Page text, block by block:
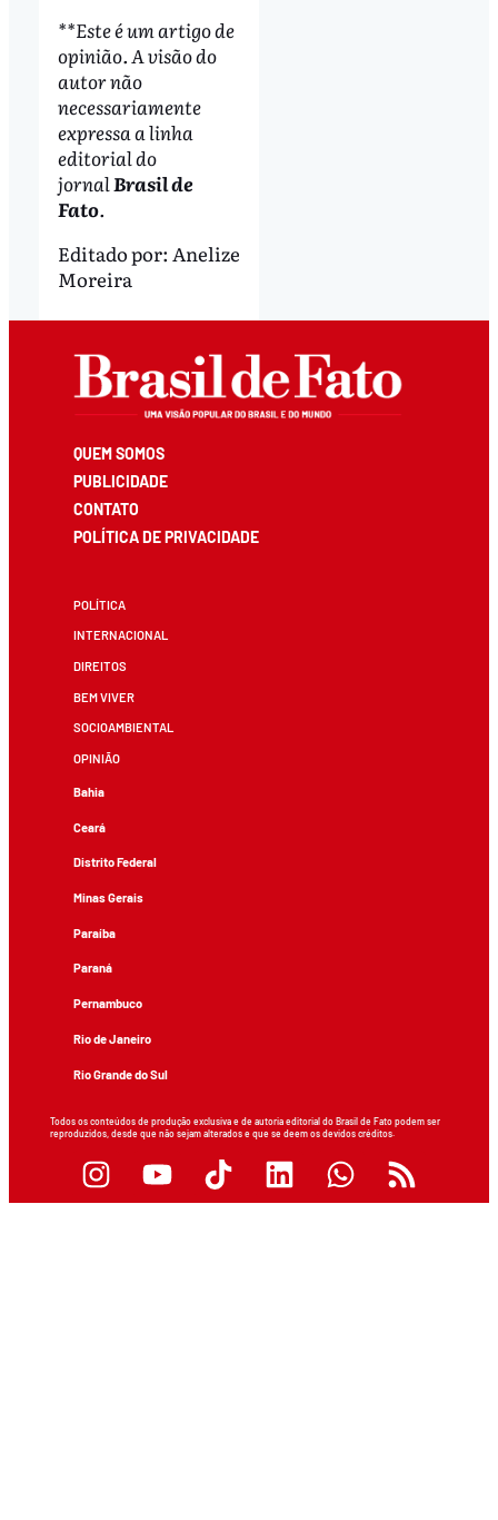
**Este é um artigo de
opinião. A visão do
autor não
necessariamente
expressa a linha
editorial do
jornalBrasil de
Fato.
Editado por: Anelize
Moreira
QUEM SOMOS
PUBLICIDADE
CONTATO
POLÍTICA DE PRIVACIDADE
POLÍTICA
INTERNACIONAL
DIREITOS
BEM VIVER
SOCIOAMBIENTAL
OPINIÃO
Bahia
Ceará
Distrito Federal
Minas Gerais
Paraíba
Paraná
Pernambuco
Rio de Janeiro
Rio Grande do Sul
Todos os conteúdos de produção exclusiva e de autoria editorial do Brasil de Fato podem ser
reproduzidos, desde que não sejam alterados e que se deem os devidos créditos.